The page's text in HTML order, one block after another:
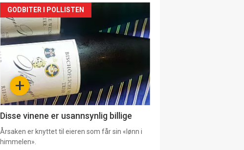
Forsiden
akkurat
nå
3 +
GODBITER I POLLISTEN
Disse vinene er usannsynlig billige
Årsaken er knyttet til eieren som får sin «lønn i
himmelen».